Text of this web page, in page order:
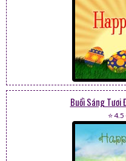
Buổi Sáng Tươi
⭐ 4.5